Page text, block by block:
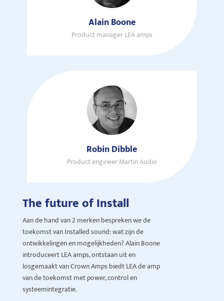
Alain Boone
Product manager LEA amps
Robin Dibble
Product engineer Martin Audio
The future of Install
Aan de hand van 2 merken bespreken we de
toekomst van Installed sound: wat zijn de
ontwikkelingen en mogelijkheden? Alain Boone
introduceert LEA amps, ontstaan uit en
losgemaakt van Crown Amps biedt LEA de amp
van de toekomst met power, control en
systeemintegratie.